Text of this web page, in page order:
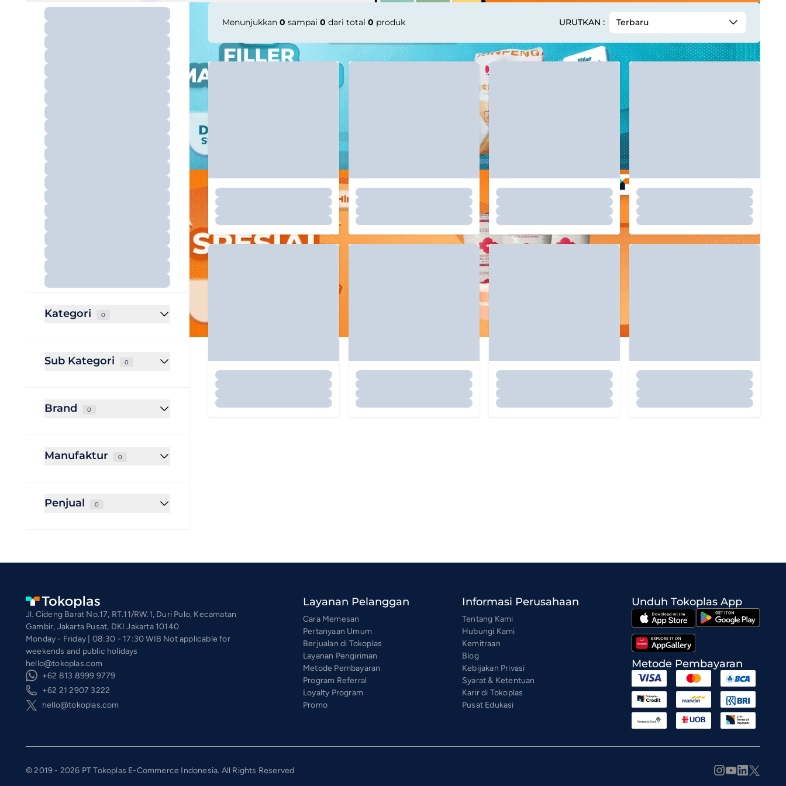
Kategori 0
Sub Kategori 0
Brand 0
Manufaktur 0
Penjual 0
Menunjukkan 0 sampai 0 dari total 0 produk URUTKAN : Terbaru
Jl. Cideng Barat No.17, RT.11/RW.1, Duri Pulo, Kecamatan
Gambir, Jakarta Pusat, DKI Jakarta 10140
Monday - Friday | 08:30 - 17:30 WIB Not applicable for
weekends and public holidays
hello@tokoplas.com
+62 813 8999 9779
+62 21 2907 3222
hello@tokoplas.com
Layanan Pelanggan
Cara Memesan
Pertanyaan Umum
Berjualan di Tokoplas
Layanan Pengiriman
Metode Pembayaran
Program Referral
Loyalty Program
Promo
Informasi Perusahaan
Tentang Kami
Hubungi Kami
Kemitraan
Blog
Kebijakan Privasi
Syarat & Ketentuan
Karir di Tokoplas
Pusat Edukasi
Unduh Tokoplas App
Metode Pembayaran
© 2019 - 2026 PT Tokoplas E-Commerce Indonesia. All Rights Reserved